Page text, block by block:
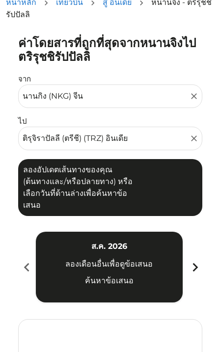
หน้าหลัก เที่ยวบิน สู่ อินเดีย
หนานจิง - ตริรุชชิ
รัปปัลลิ
ค่าโดยสารที่ถูกที่สุดจากหนานจิงไป
ตริรุชชิรัปปัลลิ
จาก
close
ไป
close
ลองอัปเดตเส้นทางของคุณ
(ต้นทางและ/หรือปลายทาง) หรือ
เลือกวันที่ด้านล่างเพื่อค้นหาข้อ
เสนอ
ลองอัปเดตเส้นทางของคุณ (ต้นทางและ/หรือปลายทาง) หรื
chevron_left
ส.ค. 2026
ลองเดือนอื่นเพื่อดูข้อเสนอ
ค้นหาข้อเสนอ
chevron_right